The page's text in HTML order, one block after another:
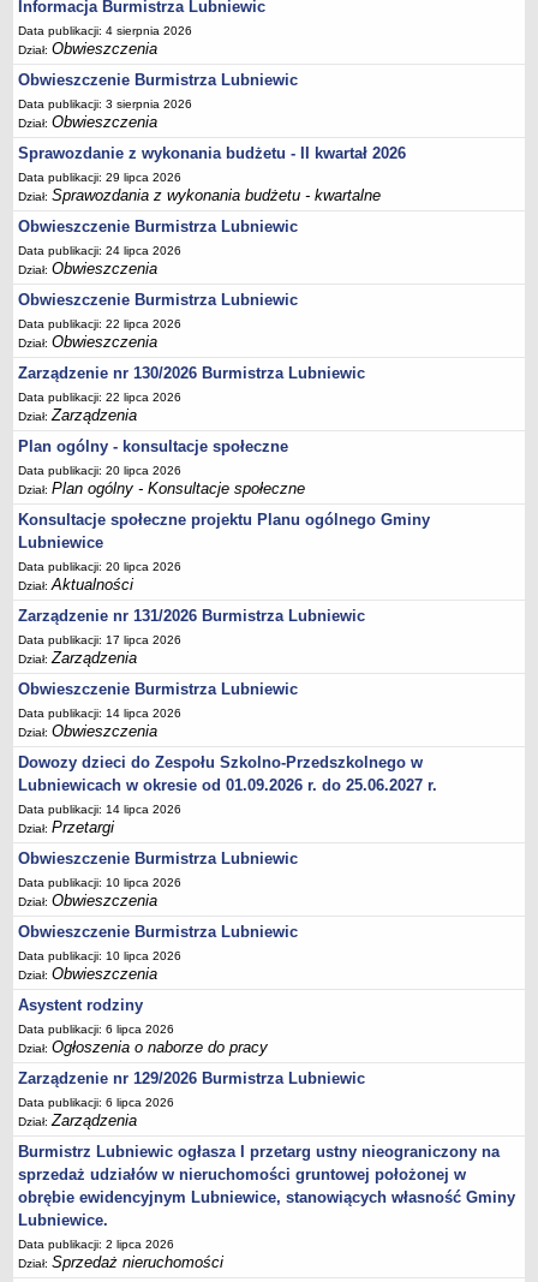
Zadania i uprawnienia
Skład Rady Miejskiej
Plan pracy Rady Miejskiej
Terminy posiedzeń Rady
Głosowania
Protokoły z posiedzeń Rady Miejskiej
Składy Komisji
Terminy posiedzeń Komisji
Plan pracy Komisji Rewizyjnej
Plan pracy pozostałych Komisji
Oświadczenia majątkowe
Interpelacje radnych wraz z odpowiedziami
Zapytania radnych wraz z odpowiedziami
Apele
JEDNOSTKI ORGANIZACYJNE
Biblioteka - Centrum Kultury
Zespół Szkolno-Przedszkolny
Miejsko-Gminny Ośrodek Pomocy Społecznej
Zakład Gospodarki Komunalnej
Środowiskowy Dom Samopomocy
MAJĄTEK I FINANSE
Budżet Gminy
Majątek Gminy
Sprawozdania z wykonania budżetu - kwartalne
Sprawozdania z wykonania budżetu - półroczne, roczne
Umorzenia, odroczenia, raty
Fundacje i Stowarzyszenia dofinansowane z JST
Pomoc publiczna
Budżet obywatelski
Majątek jednostek podległych
Koszt wychowania przedszkolnego
Stawki czynszów najmu lokali mieszkalnych
PRZETARGI
Zamówienia publiczne
Sprzedaż mienia
Sprzedaż nieruchomości
Zapytania ofertowe
Plan zamówień publicznych
PRAWO LOKALNE
Statut
Uchwały Rady Miejskiej
Zarządzenia Burmistrza
Informacja Burmistrza Lubniewic
Data publikacji: 4 sierpnia 2026
Dział:Obwieszczenia
Obwieszczenie Burmistrza Lubniewic
Data publikacji: 3 sierpnia 2026
Dział:Obwieszczenia
Sprawozdanie z wykonania budżetu - II kwartał 2026
Data publikacji: 29 lipca 2026
Dział:Sprawozdania z wykonania budżetu - kwartalne
Obwieszczenie Burmistrza Lubniewic
Data publikacji: 24 lipca 2026
Dział:Obwieszczenia
Obwieszczenie Burmistrza Lubniewic
Data publikacji: 22 lipca 2026
Dział:Obwieszczenia
Zarządzenie nr 130/2026 Burmistrza Lubniewic
Data publikacji: 22 lipca 2026
Dział:Zarządzenia
Plan ogólny - konsultacje społeczne
Data publikacji: 20 lipca 2026
Dział:Plan ogólny - Konsultacje społeczne
Konsultacje społeczne projektu Planu ogólnego Gminy
Lubniewice
Data publikacji: 20 lipca 2026
Dział:Aktualności
Zarządzenie nr 131/2026 Burmistrza Lubniewic
Data publikacji: 17 lipca 2026
Dział:Zarządzenia
Obwieszczenie Burmistrza Lubniewic
Data publikacji: 14 lipca 2026
Dział:Obwieszczenia
Dowozy dzieci do Zespołu Szkolno-Przedszkolnego w
Lubniewicach w okresie od 01.09.2026 r. do 25.06.2027 r.
Data publikacji: 14 lipca 2026
Dział:Przetargi
Obwieszczenie Burmistrza Lubniewic
Data publikacji: 10 lipca 2026
Dział:Obwieszczenia
Obwieszczenie Burmistrza Lubniewic
Data publikacji: 10 lipca 2026
Dział:Obwieszczenia
Asystent rodziny
Data publikacji: 6 lipca 2026
Dział:Ogłoszenia o naborze do pracy
Zarządzenie nr 129/2026 Burmistrza Lubniewic
Data publikacji: 6 lipca 2026
Dział:Zarządzenia
Burmistrz Lubniewic ogłasza I przetarg ustny nieograniczony na
sprzedaż udziałów w nieruchomości gruntowej położonej w
obrębie ewidencyjnym Lubniewice, stanowiących własność Gminy
Lubniewice.
Data publikacji: 2 lipca 2026
Dział:Sprzedaż nieruchomości